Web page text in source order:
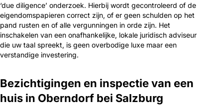
‘due diligence’ onderzoek. Hierbij wordt gecontroleerd of de
eigendomspapieren correct zijn, of er geen schulden op het
pand rusten en of alle vergunningen in orde zijn. Het
inschakelen van een onafhankelijke, lokale juridisch adviseur
die uw taal spreekt, is geen overbodige luxe maar een
verstandige investering.
Bezichtigingen en inspectie van een
huis in Oberndorf bei Salzburg